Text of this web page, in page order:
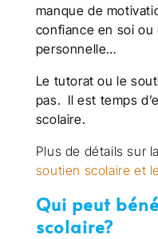
manque de
confiance en soi ou
personnelle…
Le tutorat ou le
pas. Il est temps
scolaire.
Plus de détails sur la
soutien scolaire et
Qui peut
scolaire?